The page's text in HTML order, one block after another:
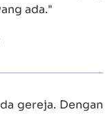
ada."
gereja. Dengan